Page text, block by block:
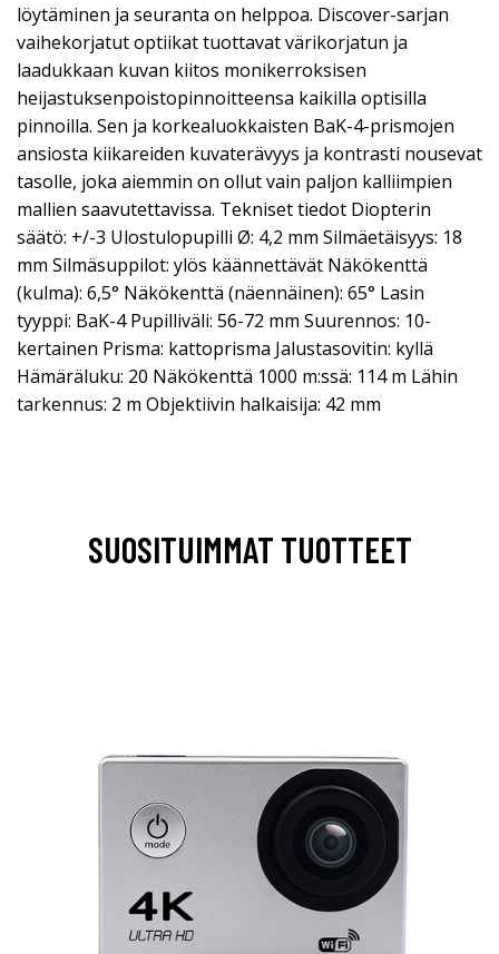
löytäminen ja seuranta on helppoa. Discover-sarjan
vaihekorjatut optiikat tuottavat värikorjatun ja
laadukkaan kuvan kiitos monikerroksisen
heijastuksenpoistopinnoitteensa kaikilla optisilla
pinnoilla. Sen ja korkealuokkaisten BaK-4-prismojen
ansiosta kiikareiden kuvaterävyys ja kontrasti nousevat
tasolle, joka aiemmin on ollut vain paljon kalliimpien
mallien saavutettavissa. Tekniset tiedot Diopterin
säätö: +/-3 Ulostulopupilli Ø: 4,2 mm Silmäetäisyys: 18
mm Silmäsuppilot: ylös käännettävät Näkökenttä
(kulma): 6,5° Näkökenttä (näennäinen): 65° Lasin
tyyppi: BaK-4 Pupilliväli: 56-72 mm Suurennos: 10-
kertainen Prisma: kattoprisma Jalustasovitin: kyllä
Hämäräluku: 20 Näkökenttä 1000 m:ssä: 114 m Lähin
tarkennus: 2 m Objektiivin halkaisija: 42 mm
SUOSITUIMMAT TUOTTEET